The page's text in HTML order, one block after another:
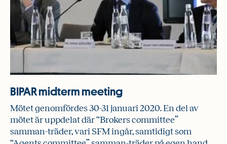
BIPAR midterm meeting
Mötet genomfördes 30-31 januari 2020. En del av
mötet är uppdelat där “Brokers committee”
samman-träder, vari SFM ingår, samtidigt som